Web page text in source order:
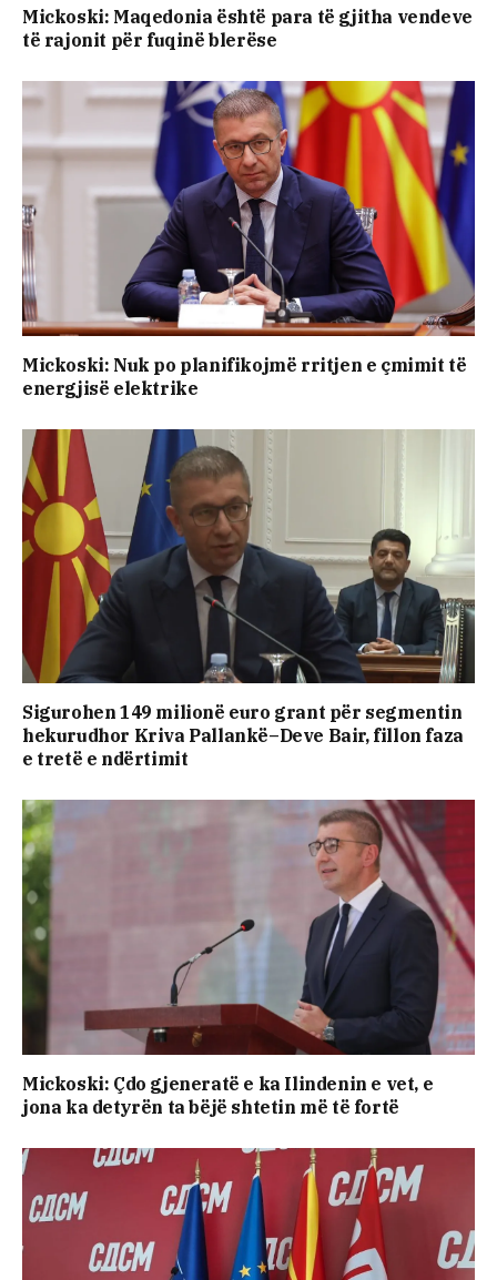
Mickoski: Maqedonia është para të gjitha vendeve
të rajonit për fuqinë blerëse
Mickoski: Nuk po planifikojmë rritjen e çmimit të
energjisë elektrike
Sigurohen 149 milionë euro grant për segmentin
hekurudhor Kriva Pallankë–Deve Bair, fillon faza
e tretë e ndërtimit
Mickoski: Çdo gjeneratë e ka Ilindenin e vet, e
jona ka detyrën ta bëjë shtetin më të fortë